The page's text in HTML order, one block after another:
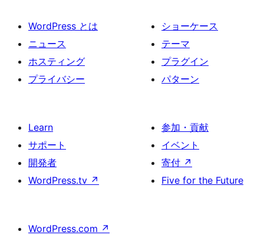
WordPress とは
ニュース
ホスティング
プライバシー
ショーケース
テーマ
プラグイン
パターン
Learn
サポート
開発者
WordPress.tv ↗
参加・貢献
イベント
寄付 ↗
Five for the Future
WordPress.com ↗